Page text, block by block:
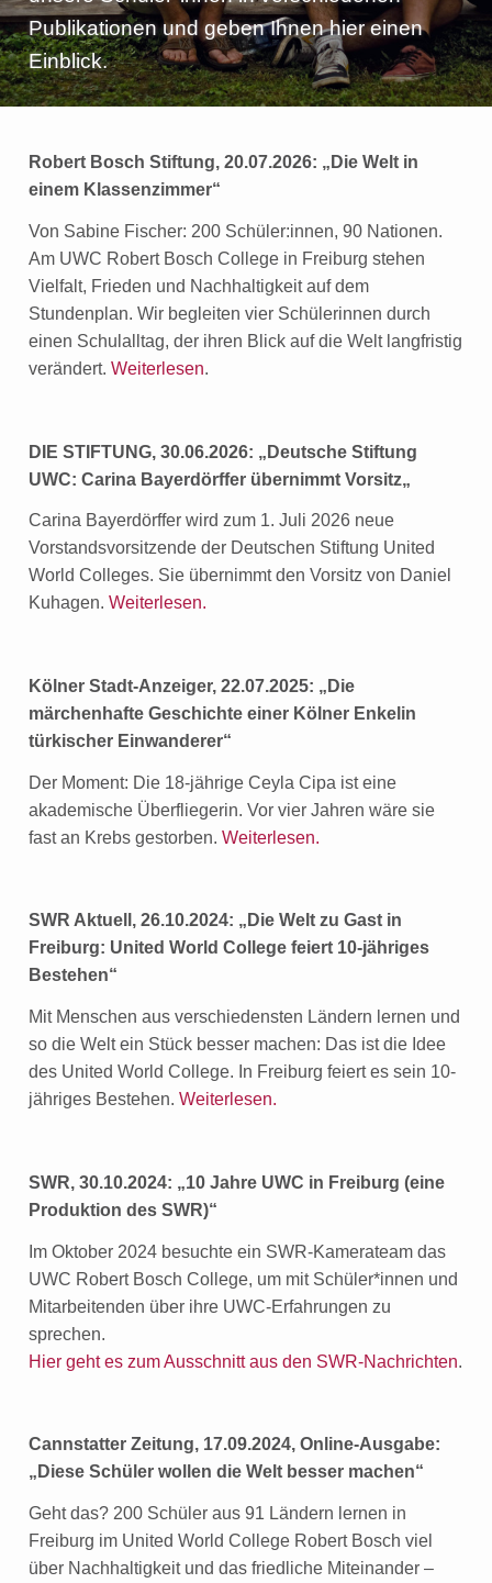
e
n
Publikationen und geben Ihnen hier einen
Einblick.
Robert Bosch Stiftung, 20.07.2026: „Die Welt in
einem Klassenzimmer“
Von Sabine Fischer: 200 Schüler:innen, 90 Nationen.
Am UWC Robert Bosch College in Freiburg stehen
Vielfalt, Frieden und Nachhaltigkeit auf dem
Stundenplan. Wir begleiten vier Schülerinnen durch
einen Schulalltag, der ihren Blick auf die Welt langfristig
verändert. Weiterlesen.
DIE STIFTUNG, 30.06.2026: „Deutsche Stiftung
UWC: Carina Bayerdörffer übernimmt Vorsitz„
Carina Bayerdörffer wird zum 1. Juli 2026 neue
Vorstandsvorsitzende der Deutschen Stiftung United
World Colleges. Sie übernimmt den Vorsitz von Daniel
Kuhagen. Weiterlesen.
Kölner Stadt-Anzeiger, 22.07.2025: „ Die
märchenhafte Geschichte einer Kölner Enkelin
türkischer Einwanderer“
Der Moment: Die 18-jährige Ceyla Cipa ist eine
akademische Überfliegerin. Vor vier Jahren wäre sie
fast an Krebs gestorben. Weiterlesen.
SWR Aktuell, 26.10.2024: „Die Welt zu Gast in
Freiburg: United World College feiert 10-jähriges
Bestehen“
Mit Menschen aus verschiedensten Ländern lernen und
so die Welt ein Stück besser machen: Das ist die Idee
des United World College. In Freiburg feiert es sein 10-
jähriges Bestehen. Weiterlesen.
SWR, 30.10.2024: „10 Jahre UWC in Freiburg (eine
Produktion des SWR)“
Im Oktober 2024 besuchte ein SWR-Kamerateam das
UWC Robert Bosch College, um mit Schüler*innen und
Mitarbeitenden über ihre UWC-Erfahrungen zu
sprechen.
Hier geht es zum Ausschnitt aus den SWR-Nachrichten.
Cannstatter Zeitung, 17.09.2024, Online-Ausgabe:
„Diese Schüler wollen die Welt besser machen“
Geht das? 200 Schüler aus 91 Ländern lernen in
Freiburg im United World College Robert Bosch viel
über Nachhaltigkeit und das friedliche Miteinander –